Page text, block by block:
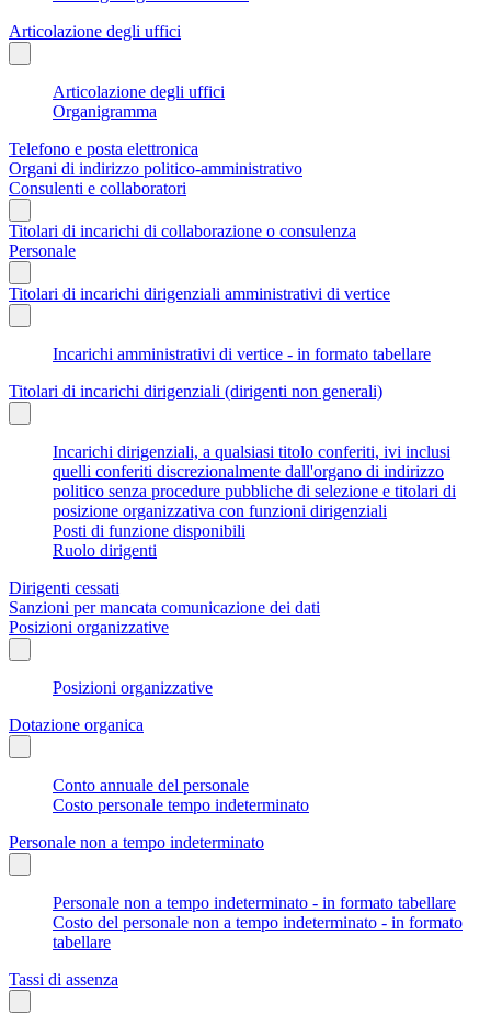
Articolazione degli uffici
Articolazione degli uffici
Organigramma
Telefono e posta elettronica
Organi di indirizzo politico-amministrativo
Consulenti e collaboratori
Titolari di incarichi di collaborazione o consulenza
Personale
Titolari di incarichi dirigenziali amministrativi di vertice
Incarichi amministrativi di vertice - in formato tabellare
Titolari di incarichi dirigenziali (dirigenti non generali)
Incarichi dirigenziali, a qualsiasi titolo conferiti, ivi inclusi
quelli conferiti discrezionalmente dall'organo di indirizzo
politico senza procedure pubbliche di selezione e titolari di
posizione organizzativa con funzioni dirigenziali
Posti di funzione disponibili
Ruolo dirigenti
Dirigenti cessati
Sanzioni per mancata comunicazione dei dati
Posizioni organizzative
Posizioni organizzative
Dotazione organica
Conto annuale del personale
Costo personale tempo indeterminato
Personale non a tempo indeterminato
Personale non a tempo indeterminato - in formato tabellare
Costo del personale non a tempo indeterminato - in formato
tabellare
Tassi di assenza